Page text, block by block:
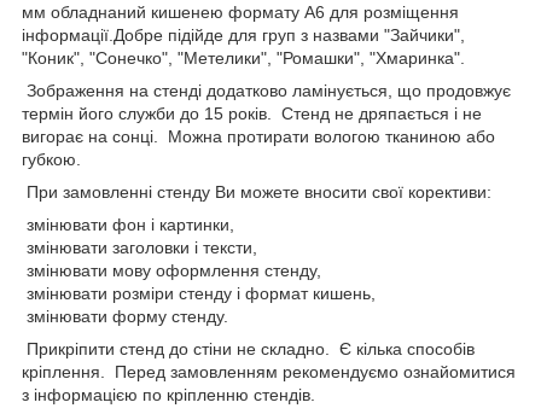
мм обладнаний кишенею формату А6 для розміщення
інформації.Добре підійде для груп з назвами "Зайчики",
"Коник", "Сонечко", "Метелики", "Ромашки", "Хмаринка".
Зображення на стенді додатково ламінується, що продовжує
термін його служби до 15 років. Стенд не дряпається і не
вигорає на сонці. Можна протирати вологою тканиною або
губкою.
При замовленні стенду Ви можете вносити свої корективи:
змінювати фон і картинки,
змінювати заголовки і тексти,
змінювати мову оформлення стенду,
змінювати розміри стенду і формат кишень,
змінювати форму стенду.
Прикріпити стенд до стіни не складно. Є кілька способів
кріплення. Перед замовленням рекомендуємо ознайомитися
з інформацією по кріпленню стендів.